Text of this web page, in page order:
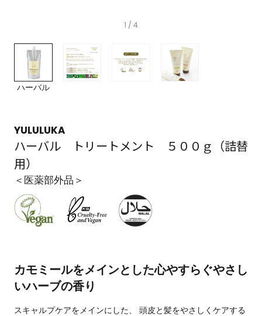
1 / 4
ハーバル
YULULUKA
ハーバル トリートメント ５００ｇ（詰替
用）
＜医薬部外品＞
カモミールをメインとした心やすらぐやさし
いハーブの香り
スキャルプケアをメインにした、 頭皮と髪をやさしくケアする